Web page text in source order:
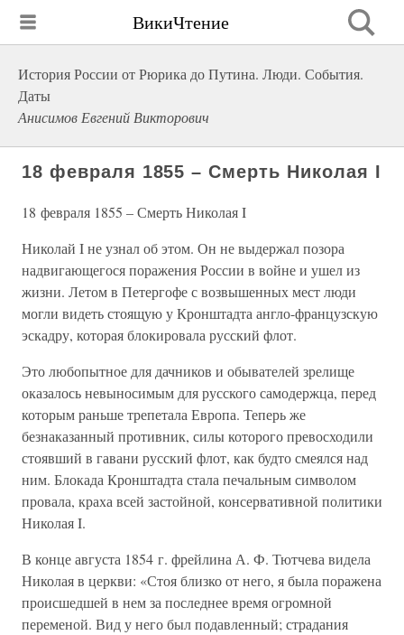
ВикиЧтение
История России от Рюрика до Путина. Люди. События.
Даты
Анисимов Евгений Викторович
18 февраля 1855 – Смерть Николая I
18 февраля 1855 – Смерть Николая I
Николай I не узнал об этом. Он не выдержал позора
надвигающегося поражения России в войне и ушел из
жизни. Летом в Петергофе с возвышенных мест люди
могли видеть стоящую у Кронштадта англо-французскую
эскадру, которая блокировала русский флот.
Это любопытное для дачников и обывателей зрелище
оказалось невыносимым для русского самодержца, перед
которым раньше трепетала Европа. Теперь же
безнаказанный противник, силы которого превосходили
стоявший в гавани русский флот, как будто смеялся над
ним. Блокада Кронштадта стала печальным символом
провала, краха всей застойной, консервативной политики
Николая I.
В конце августа 1854 г. фрейлина А. Ф. Тютчева видела
Николая в церкви: «Стоя близко от него, я была поражена
происшедшей в нем за последнее время огромной
переменой. Вид у него был подавленный; страдания